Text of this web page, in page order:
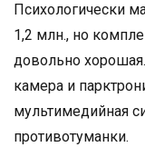
Психологически
1,2 млн., но
довольно
камера и
мультимедийная
противотуманки.